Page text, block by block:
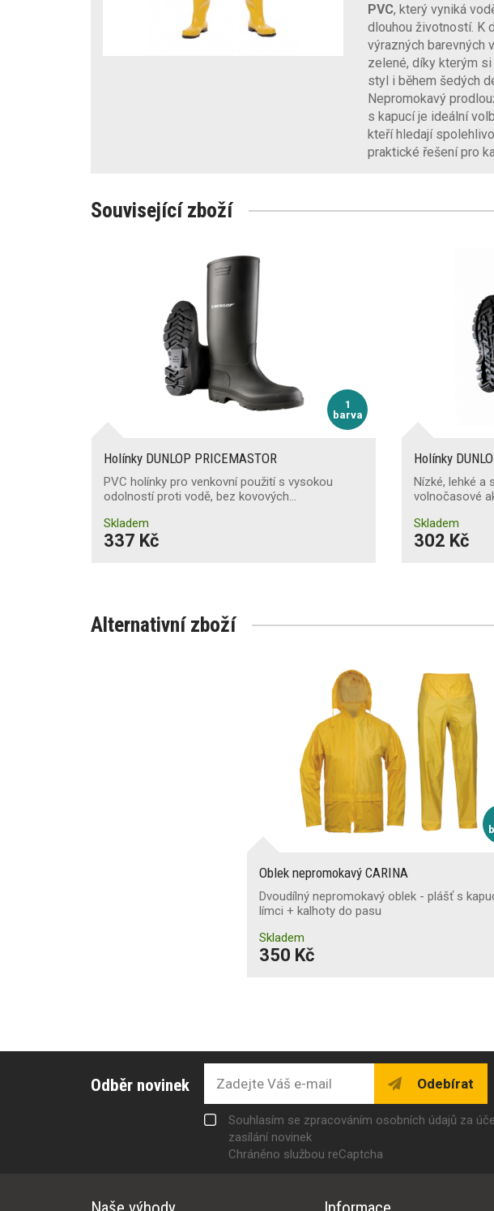
PVC, který vyniká
dlouhou životností. K
výrazných barevných
zelené, díky kterým
styl i během šedých
Nepromokavý
s kapucí je ideální
kteří hledají
praktické řešení pro
Související zboží
1
barva
Holínky DUNLOP PRICEMASTOR
PVC holínky pro venkovní použití s vysokou
odolností proti vodě, bez kovových…
Skladem
337 Kč
Holínky
Nízké, lehké a
volnočasové
Skladem
302 Kč
Alternativní zboží
Oblek nepromokavý CARINA
Dvoudílný nepromokavý oblek - plášť s
límci + kalhoty do pasu
Skladem
350 Kč
Odběr novinek Odebírat
Souhlasím se zpracováním osobních údajů za
zasílání novinek
Chráněno službou reCaptcha